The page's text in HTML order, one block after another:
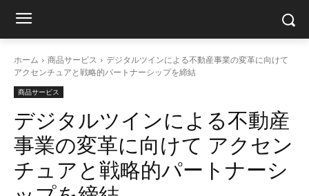
ホーム 商品サービス
デジタルツインによる不動産事業の変革に向けて
アクセンチュアと戦略的パートナーシップを締結
商品サービス
デジタルツインによる不動産
事業の変革に向けて アクセン
チュアと戦略的パートナーシ